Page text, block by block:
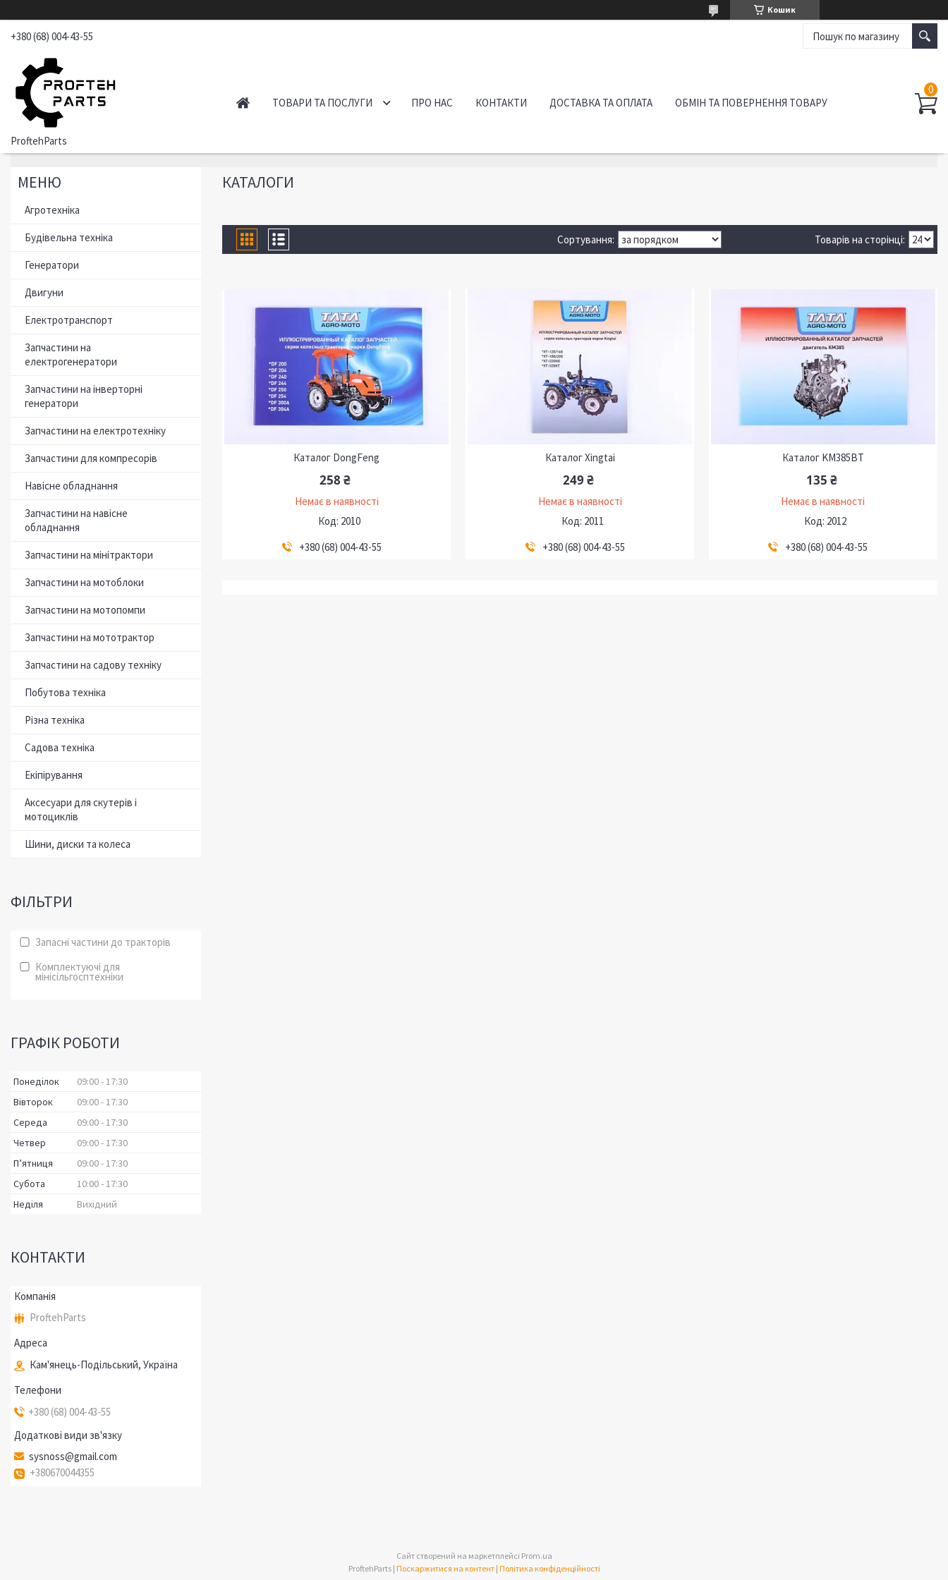
Кошик
+380 (68) 004-43-55
ProftehParts
ТОВАРИ ТА ПОСЛУГИ ПРО НАС КОНТАКТИ ДОСТАВКА ТА ОПЛАТА ОБМІН ТА ПОВЕРНЕННЯ ТОВАРУ
КАТАЛОГИ
Каталог DongFeng
258 ₴
Немає в наявності
2010
+380 (68) 004-43-55
Каталог Xingtai
249 ₴
Немає в наявності
2011
+380 (68) 004-43-55
Каталог KM385BT
135 ₴
Немає в наявності
2012
+380 (68) 004-43-55
Агротехніка
Будівельна техніка
Генератори
Двигуни
Електротранспорт
Запчастини на
електрогенератори
Запчастини на інверторні
генератори
Запчастини на електротехніку
Запчастини для компресорів
Навісне обладнання
Запчастини на навісне
обладнання
Запчастини на мінітрактори
Запчастини на мотоблоки
Запчастини на мотопомпи
Запчастини на мототрактор
Запчастини на садову техніку
Побутова техніка
Різна техніка
Садова техніка
Екіпірування
Аксесуари для скутерів і
мотоциклів
Шини, диски та колеса
ФІЛЬТРИ
Запасні частини до тракторів
Комплектуючі для
мінісільгосптехніки
ГРАФІК РОБОТИ
Понеділок 09:00 17:30
Вівторок
09:00 17:30
Середа
09:00 17:30
Четвер
09:00 17:30
Пʼятниця
09:00 17:30
Субота
10:00 17:30
Неділя
Вихідний
КОНТАКТИ
ProftehParts
Кам'янець-Подільський, Україна
+380 (68) 004-43-55
sysnoss@gmail.com
+380670044355
Сайт створений на маркетплейсі Prom.ua
ProftehParts | Поскаржитися на контент | Політика конфіденційності